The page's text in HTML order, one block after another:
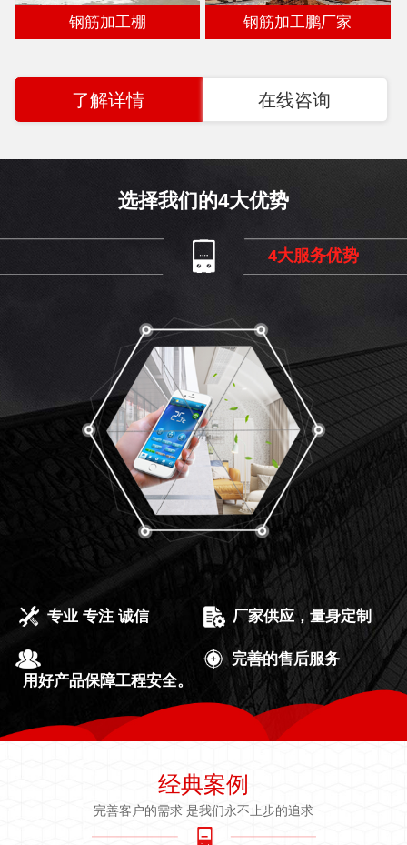
钢筋加工棚 钢筋加工鹏厂家
了解详情 在线咨询
选择我们的4大优势
4大服务优势
专业 专注 诚信 厂家供应，量身定制
用好产品保障工程安全。
完善的售后服务
经典案例
完善客户的需求 是我们永不止步的追求